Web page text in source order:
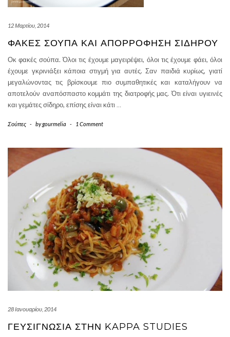
12 Μαρτίου, 2014
ΦΑΚΈΣ ΣΟΎΠΑ ΚΑΙ ΑΠΟΡΡΌΦΗΣΗ ΣΙΔΉΡΟΥ
Οκ φακές σούπα. Όλοι τις έχουμε μαγειρέψει, όλοι τις έχουμε φάει, όλοι
έχουμε γκρινιάξει κάποια στιγμή για αυτές. Σαν παιδιά κυρίως, γιατί
μεγαλώνοντας τις βρίσκουμε πιο συμπαθητικές και καταλήγουν να
αποτελούν αναπόσπαστο κομμάτι της διατροφής μας. Ότι είναι υγιεινές
και γεμάτες σίδηρο, επίσης είναι κάτι …
Σούπες - bygourmelia - 1 Comment
28 Ιανουαρίου, 2014
ΓΕΥΣΙΓΝΩΣΊΑ ΣΤΗΝ KAPPA STUDIES